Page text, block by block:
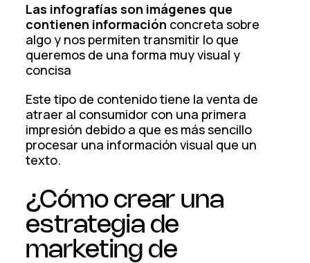
Las infografías son imágenes que
contienen información concreta sobre
algo y nos permiten transmitir lo que
queremos de una forma muy visual y
concisa
Este tipo de contenido tiene la venta de
atraer al consumidor con una primera
impresión debido a que es más sencillo
procesar una información visual que un
texto.
¿Cómo crear una
estrategia de
marketing de